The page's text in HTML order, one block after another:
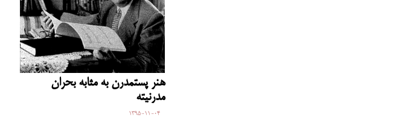
هنر پست­مدرن به مثابه بحران
مدرنیته
1395-11-04